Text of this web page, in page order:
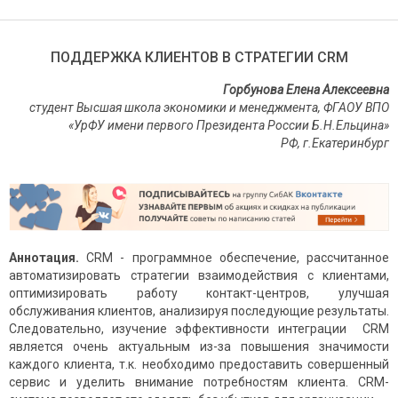
ПОДДЕРЖКА КЛИЕНТОВ В СТРАТЕГИИ CRM
Горбунова Елена Алексеевна
студент Высшая школа экономики и менеджмента, ФГАОУ ВПО
«УрФУ имени первого Президента России Б.Н.Ельцина»
РФ, г.Екатеринбург
Аннотация. CRM - программное обеспечение, рассчитанное
автоматизировать стратегии взаимодействия с клиентами,
оптимизировать работу контакт-центров, улучшая
обслуживания клиентов, анализируя последующие результаты.
Следовательно, изучение эффективности интеграции CRM
является очень актуальным из-за повышения значимости
каждого клиента, т.к. необходимо предоставить совершенный
сервис и уделить внимание потребностям клиента. CRM-